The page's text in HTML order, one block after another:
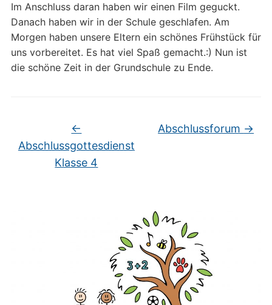
Im Anschluss daran haben wir einen Film geguckt.
Danach haben wir in der Schule geschlafen. Am
Morgen haben unsere Eltern ein schönes Frühstück für
uns vorbereitet. Es hat viel Spaß gemacht.:) Nun ist
die schöne Zeit in der Grundschule zu Ende.
←
Abschlussgottesdienst
Klasse 4
Abschlussforum →